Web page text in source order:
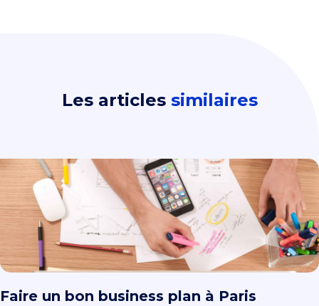
Les articles similaires
Faire un bon business plan à Paris